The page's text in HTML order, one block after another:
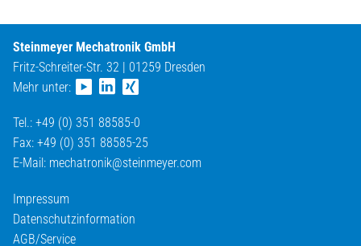
Steinmeyer Mechatronik GmbH
Fritz-Schreiter-Str. 32 | 01259 Dresden
Mehr unter:
Tel.: +49 (0) 351 88585-0
Fax: +49 (0) 351 88585-25
E-Mail: mechatronik@steinmeyer.com
Impressum
Datenschutzinformation
AGB/Service